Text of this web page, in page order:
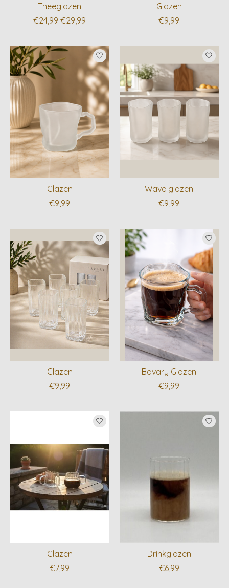
Theeglazen
€24,99 €29,99
Glazen
€9,99
Glazen
€9,99
Wave glazen
€9,99
Glazen
€9,99
Bavary Glazen
€9,99
Glazen
€7,99
Drinkglazen
€6,99